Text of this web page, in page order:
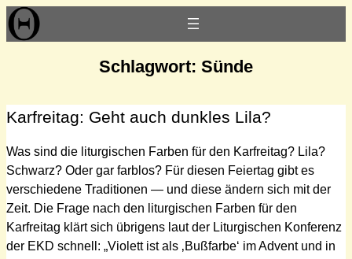
Zum
Inhalt
Schlagwort: Sünde
Karfreitag: Geht auch dunkles Lila?
Was sind die liturgischen Farben für den Karfreitag? Lila?
Schwarz? Oder gar farblos? Für diesen Feiertag gibt es
verschiedene Traditionen — und diese ändern sich mit der
Zeit. Die Frage nach den liturgischen Farben für den
Karfreitag klärt sich übrigens laut der Liturgischen Konferenz
der EKD schnell: „Violett ist als ‚Bußfarbe‘ im Advent und in